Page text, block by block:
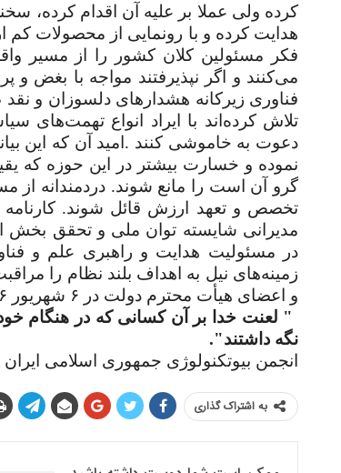
کرده ولی عملا بر علیه آن اقدام کرده،
هدایت کرده و با رونمایی از محصولات
فکر مسئولین کلان کشور را از مسیر
می‌کنند و اگر نپذیرفتند مواجه با بغض
فناوری زیرکانه هشدارهای دلسوزان و
تلاش کرده‌اند با ایراد انواع تهمت‌های
دعوت به خاموشی کنند . امید آن که این
نموده و خسارت بیشتر در این حوزه که
گرو آن است را مانع شوند. دردمندانه از
تخصص و تعهد ارزش قائل شوند. کارنامه
مدیرانی شایسته توان ملی و تحقق بخش
در مسئولیت هدایت و راهبری علم و
زمینه‌های نیل به اهداف بلند نظام را
و اعضاى هیأت محترم دولت در ۶ شهریور ۱۳۸۶ را یادآور می‌شویم که فرمودند
" لعنت خدا بر آن کسانى که در هنگام
نگه داشتند."
انجمن بیوتکنولوژی جمهوری اسلامی ایران
به اشتراک گذاری